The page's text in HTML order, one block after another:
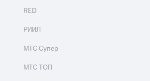
RED
РИИЛ
МТС Супер
МТС ТОП